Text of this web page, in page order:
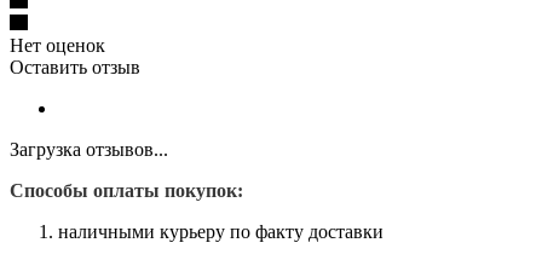
Нет оценок
Оставить отзыв
Загрузка отзывов...
Способы оплаты покупок:
наличными курьеру по факту доставки